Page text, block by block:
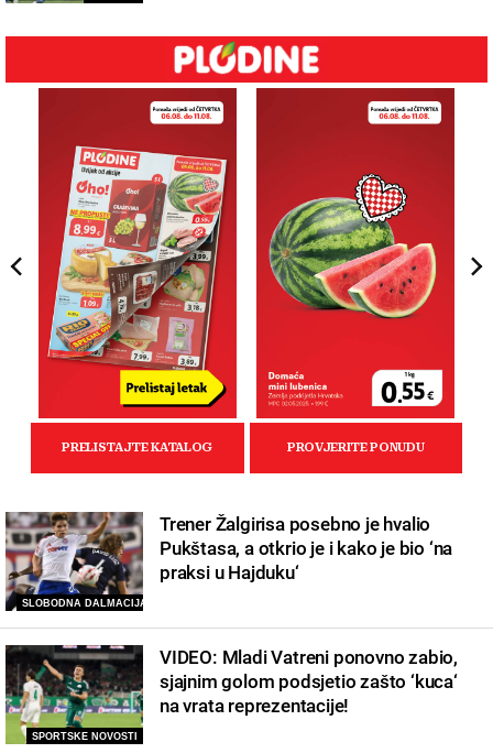
SLOBODNA DALMACIJA
Trener Žalgirisa posebno je hvalio
Pukštasa, a otkrio je i kako je bio ‘na
praksi u Hajduku‘
SPORTSKE NOVOSTI
VIDEO: Mladi Vatreni ponovno zabio,
sjajnim golom podsjetio zašto ‘kuca‘
na vrata reprezentacije!